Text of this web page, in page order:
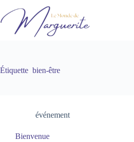
au
contenu
Étiquette bien-être
événement
Bienvenue